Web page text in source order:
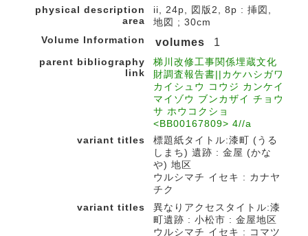
physical description
area
ii, 24p, 図版2, 8p : 挿図,
地図 ; 30cm
Volume Information
volumes 1
parent bibliography
link
梯川改修工事関係埋蔵文化
財調査報告書||カケハシガワ
カイシュウ コウジ カンケイ
マイゾウ ブンカザイ チョウ
サ ホウコクショ
<BB00167809> 4//a
variant titles
標題紙タイトル:漆町 (うる
しまち) 遺跡 : 金屋 (かな
や) 地区
ウルシマチ イセキ : カナヤ
チク
variant titles
異なりアクセスタイトル:漆
町遺跡 : 小松市 : 金屋地区
ウルシマチ イセキ : コマツ